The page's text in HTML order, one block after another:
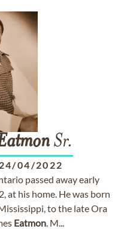
Sr.
24/04/2022
passed away early
at his home. He was born
to the late Ora
Eatmon. M...